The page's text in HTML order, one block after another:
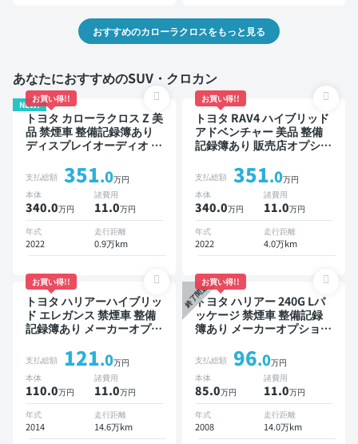
おすすめのカローラクロスをもっと見る
あなたにおすすめのSUV・クロカン
NEW!
お買い得!!
トヨタ カローラクロス Z 美
品 禁煙車 整備記録簿あり
ディスプレイオーディオ ※
スポットモニター オートク
ルーズ スマートキー ETC
電動バックドア バックモニ
ター 全方位カメラ ドライ
ブレコーダー 衝突軽減
支払総額 351.0万円
本体
340.0万円
諸費用
11.0万円
年式
2022
走行距離
0.9万km
お買い得!!
トヨタ RAV4 ハイブリッド
アドベンチャー 美品 整備
記録簿あり 販売店オプショ
ットモニター デジタルイン
ナーミラー オートクルーズ
スマートキー ETC バック
モニター ドライブレコーダ
ー 衝突軽減
支払総額 351.0万円
本体
340.0万円
諸費用
11.0万円
年式
2022
走行距離
4.0万km
お買い得!!
トヨタ ハリアーハイブリッ
ド エレガンス 禁煙車 整備
記録簿あり メーカーオプシ
ETC バックモニター ドラ
イブレコーダー
支払総額 121.0万円
本体
110.0万円
諸費用
11.0万円
年式
2014
走行距離
14.6万km
終了間近
お買い得!!
トヨタ ハリアー 240G Lパ
ッケージ 禁煙車 整備記録
簿あり メーカーオプション
ETC サンルーフ バックモ
ニター ドライブレコーダー
支払総額 96.0万円
本体
85.0万円
諸費用
11.0万円
年式
2008
走行距離
14.0万km